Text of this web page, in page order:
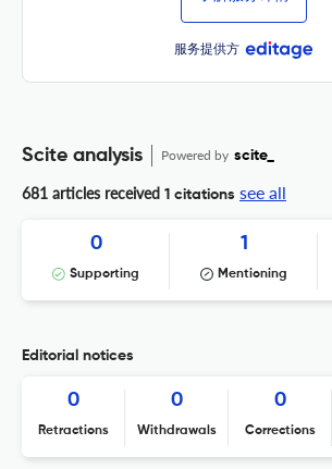
服务提供方
Scite analysis Powered by scite_
681 articles received 1 citations see all
0
Supporting
1
Mentioning
Editorial notices
0
Retractions
0
Withdrawals
0
Corrections